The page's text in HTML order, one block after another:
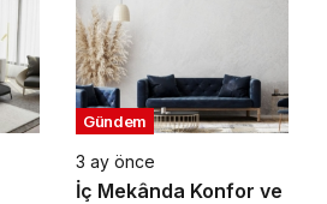
Gündem
3 ay önce
İç Mekânda Konfor ve